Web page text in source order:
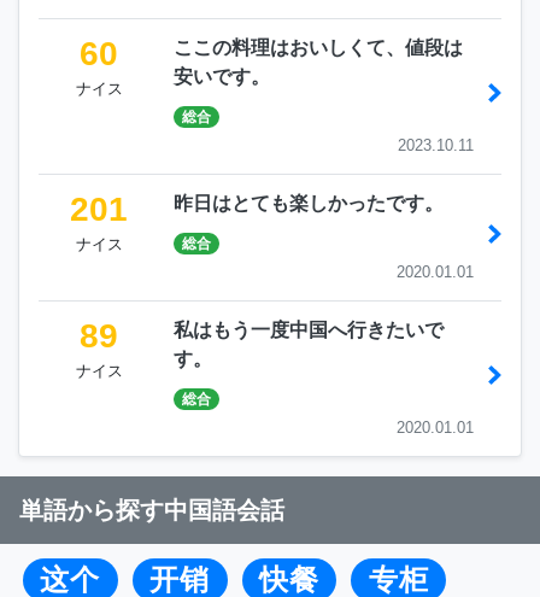
60
ナイス
ここの料理はおいしくて、値段は
安いです。
総合
2023.10.11
201
ナイス
昨日はとても楽しかったです。
総合
2020.01.01
89
ナイス
私はもう一度中国へ行きたいで
す。
総合
2020.01.01
単語から探す中国語会話
这个 开销 快餐
专柜